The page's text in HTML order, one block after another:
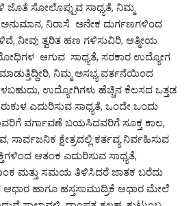
ಸೋಲೊಪ್ಪುವ ಸಾಧ್ಯತೆ, ನಿಮ್ಮ
ನಿರಾಸೆ ಅನೇಕ ದುರ್ಗಣಗಳಿಂದ
ನೀವು ತ್ವರಿತ ಹಣ ಗಳಿಸುವಿರಿ, ಆತ್ಮೀಯ
ಆಗುವ ಸಾಧ್ಯತೆ, ಸರಕಾರ ಉದ್ಯೋಗ
ನಿಮ್ಮ ಅಸಭ್ಯ ವರ್ತನೆಯಿಂದ
ಉದ್ಯೋಗಿಗಳು ಹೆಚ್ಚಿನ ಕೆಲಸದ ಒತ್ತಡ
ಎದುರಿಸುವ ಸಾಧ್ಯತೆ, ಒಂದೇ ಒಂದು
ವರ್ಗಾವಣೆ ಬಯಸಿದವರಿಗೆ ಸೂಕ್ತ ಕಾಲ,
ಕ್ಷೇತ್ರದಲ್ಲಿ ಕರ್ತವ್ಯ ನಿರ್ವಹಿಸುವ
ಆತಂಕ ಎದುರಿಸುವ ಸಾಧ್ಯತೆ,
ಮತ್ತು ಸಮಯ ತಿಳಿಸಿದರೆ ಜಾತಕ ಬರೆದು
ಆಧಾರ ಹಾಗೂ ಹಸ್ತಸಾಮುದ್ರಿಕೆ ಆಧಾರ ಮೇಲೆ